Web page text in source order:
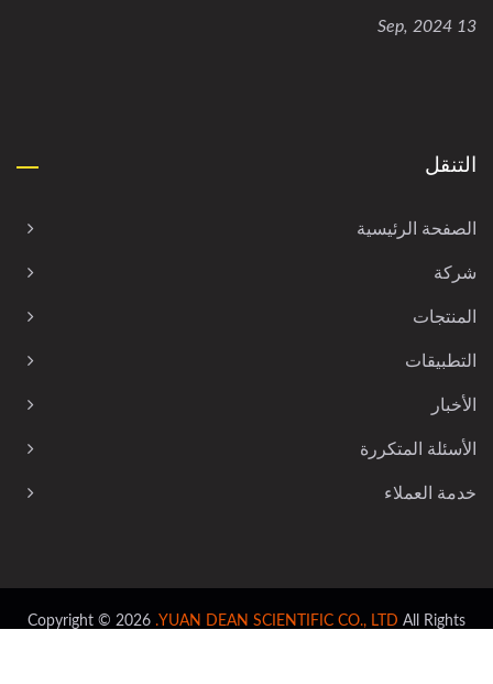
13 Sep, 2024
التنقل
الصفحة الرئيسية
شركة
المنتجات
التطبيقات
الأخبار
الأسئلة المتكررة
خدمة العملاء
Copyright © 2026 YUAN DEAN SCIENTIFIC CO., LTD. All Rights